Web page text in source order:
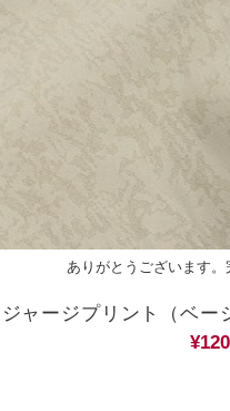
ありがとうございます。
ャージプリント（ベー
¥120